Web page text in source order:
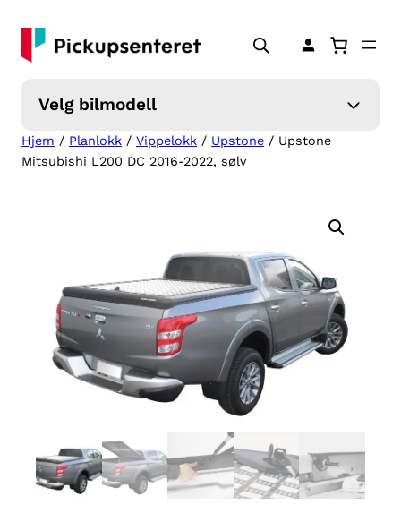
innhold
Velg bilmodell
Hjem / Planlokk / Vippelokk / Upstone / Upstone
Mitsubishi L200 DC 2016-2022, sølv